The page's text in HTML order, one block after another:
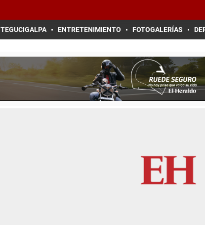
TEGUCIGALPA ENTRETENIMIENTO FOTOGALERÍAS